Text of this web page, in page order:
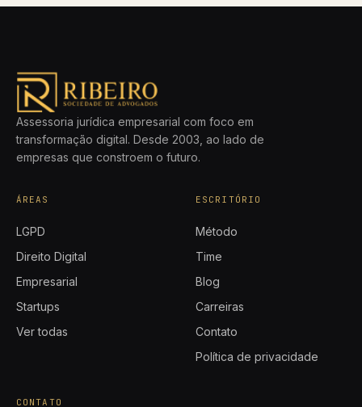
Assessoria jurídica empresarial com foco em
transformação digital. Desde 2003, ao lado de
empresas que constroem o futuro.
ÁREAS
LGPD
Direito Digital
Empresarial
Startups
Ver todas
ESCRITÓRIO
Método
Time
Blog
Carreiras
Contato
Política de privacidade
CONTATO